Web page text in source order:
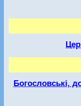
Богословські,